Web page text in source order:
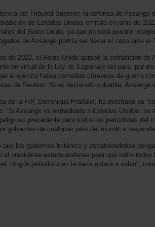
del Tribunal Superior, la defensa de Assange
de Estados Unidos emitida en junio de
del Reino Unido, ya que no será posible
de Assange podría ser llevar el caso ante el
de 2022, el Reino Unido aprobó la extradición de
en virtud de la Ley de Espionaje del país, por
el ejército había cometido crímenes de guerra
de Reuters. Si es declarado culpable, Assange
de la FIP, Dominique Pradalié, ha mostrado su
“Si Assange es extraditado a Estados Unidos,
precedente para todos los periodistas del
gobiernos de cualquier país del mundo a
que los gobiernos británico y estadounidense
al presidente estadounidense para que retire
ningún periodista en la tierra estará a salvo",